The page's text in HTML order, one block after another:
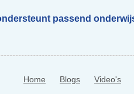
passend
Home Blogs Video's